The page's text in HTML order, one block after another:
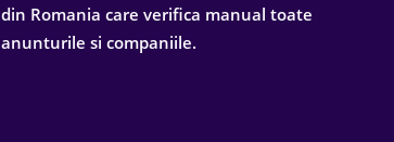
din Romania care verifica manual toate
anunturile si companiile.